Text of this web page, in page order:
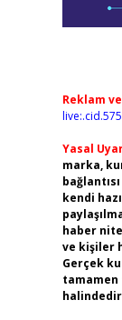
Reklam
Yasal
marka,
kendi
haber
ve kişiler
Gerçek